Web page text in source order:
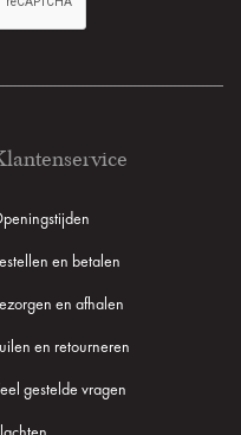
en betalen
en afhalen
en retourneren
gestelde vragen